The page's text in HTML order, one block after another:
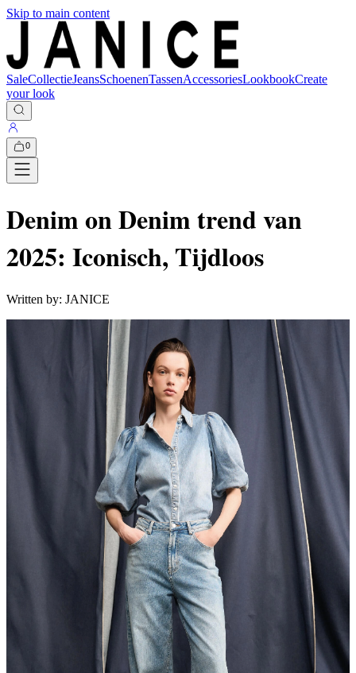
Skip to main content
SaleCollectieJeansSchoenenTassenAccessoriesLookbookCreate
your look
0
Denim on Denim trend van
2025: Iconisch, Tijdloos
Written by: JANICE